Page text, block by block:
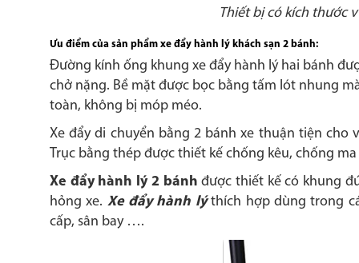
Thiết bị có kích thước
Ưu điểm của sản phẩm xe đẩy hành lý khách sạn 2 bánh:
Đường kính ống khung xe đẩy hành lý hai bánh
chở nặng. Bề mặt được bọc bằng tấm lót nhung
toàn, không bị móp méo.
Xe đẩy di chuyển bằng 2 bánh xe thuận tiện cho
Trục bằng thép được thiết kế chống kêu, chống
Xe đẩy hành lý 2 bánh được thiết kế có khung
hỏng xe. Xe đẩy hành lýthích hợp dùng trong
cấp, sân bay ….